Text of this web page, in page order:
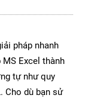
pháp nhanh
Excel thành
tự như quy
Cho dù bạn sử